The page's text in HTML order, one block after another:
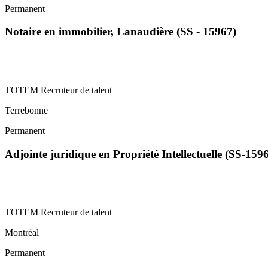
Permanent
Notaire en immobilier, Lanaudière (SS - 15967)
TOTEM Recruteur de talent
Terrebonne
Permanent
Adjointe juridique en Propriété Intellectuelle (SS-
TOTEM Recruteur de talent
Montréal
Permanent